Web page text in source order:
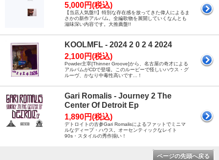
5,000円(税込)
【当店人気盤!!】特別な存在感を放ってきた偉人によるま
さかの新作アルバム。全編歌物を展開していくなんとも
滋味深い内容です。大推薦盤!!
KOOLMFL - 2024 2 0 2 4 2024
2,100円(税込)
Powder主宰[Thinner Groove]から、名古屋の奇才による
アルバムがCDで登場。このルーピーで怪しいハウス・グ
ルーヴ、かなり中毒性高いです...！
Gari Romalis - Journey 2 The
Center Of Detroit Ep
1,890円(税込)
デトロイトの古参Gari Romalisによるファットでミニマ
ルなディープ・ハウス。オーセンティックなレイト
90s・スタイルの秀作揃い！
ページの先頭へ戻る